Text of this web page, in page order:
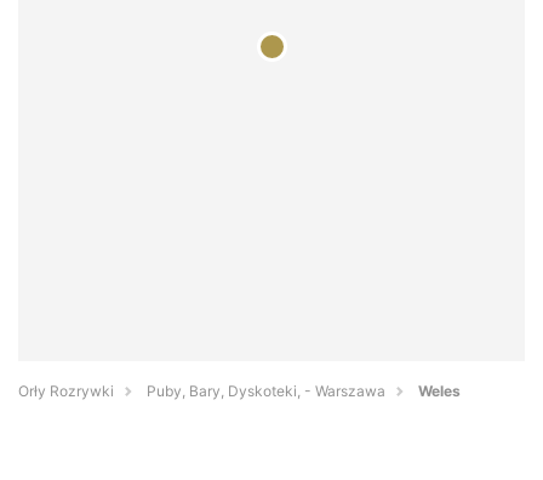
Orły Rozrywki Puby, Bary, Dyskoteki, - Warszawa Weles